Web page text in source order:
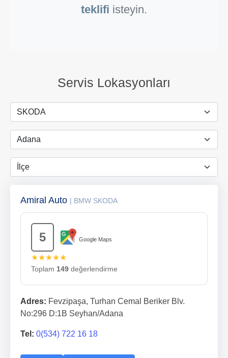
teklifi isteyin.
Servis Lokasyonları
Amiral Auto | BMW SKODA
5 Google Maps
★★★★★
Toplam 149 değerlendirme
Adres: Fevzipaşa, Turhan Cemal Beriker Blv.
No:296 D:1B Seyhan/Adana
Tel: 0(534) 722 16 18